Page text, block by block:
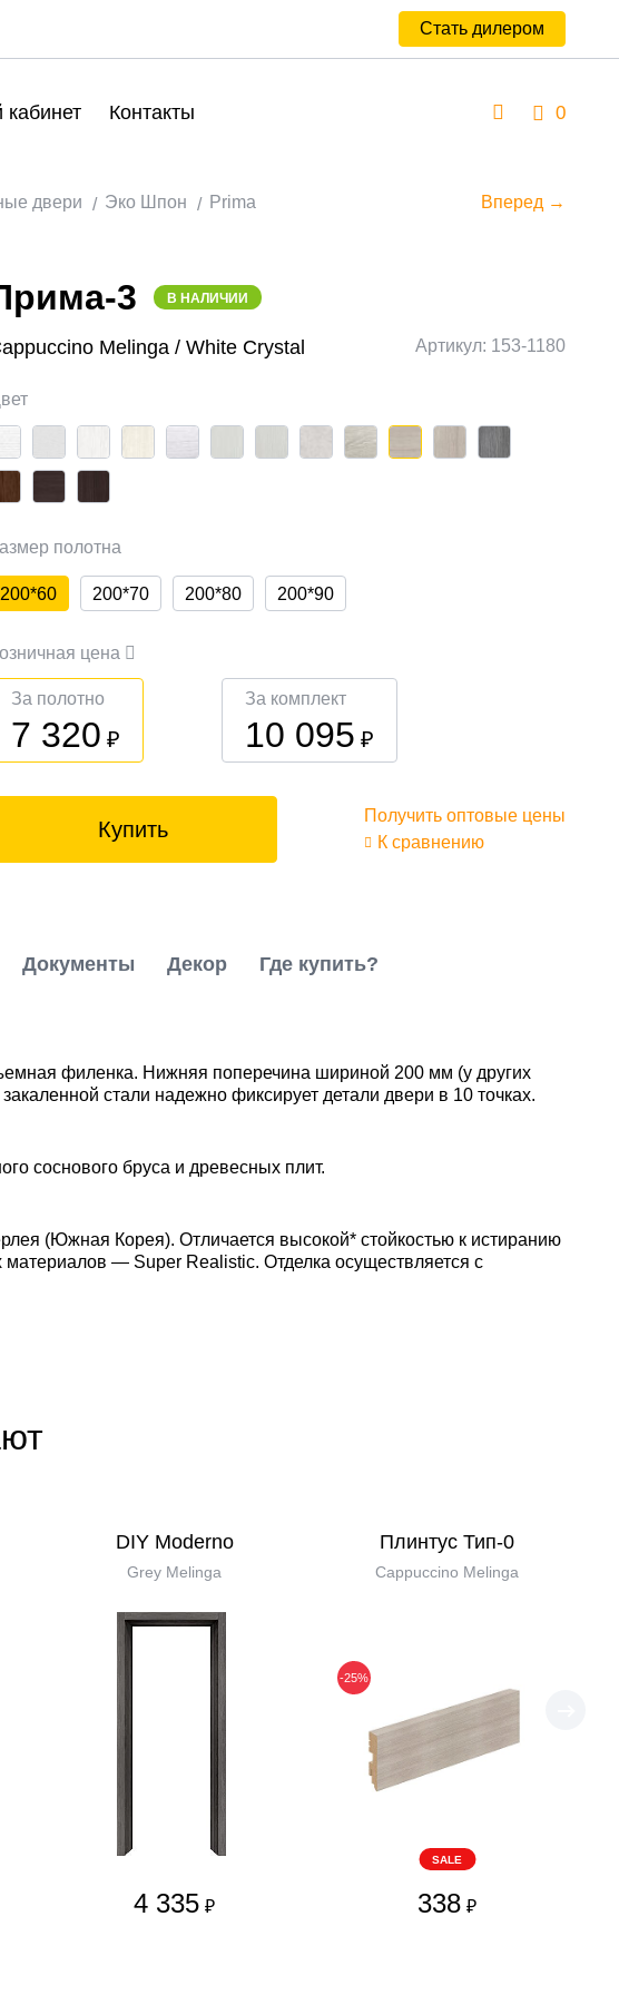
Стать дилером
Контакты 0
двери Эко Шпон Prima Вперед →
3 В НАЛИЧИИ
Melinga / White Сrystal Артикул: 153-1180
полотна
200*60 200*70 200*80 200*90
цена
За полотно
7 320 ₽
За комплект
10 095 ₽
Купить
Получить оптовые цены
К сравнению
Документы Декор Где купить?
филенка. Нижняя поперечина шириной 200 мм (у других
стали надежно фиксирует детали двери в 10 точках.
соснового бруса и древесных плит.
(Южная Корея). Отличается высокой* стойкостью к истиранию
— Super Realistic. Отделка осуществляется с
DIY Moderno
Grey Melinga
4 335 ₽
Плинтус Тип-0
Cappuccino Melinga
-25%
SALE
338 ₽